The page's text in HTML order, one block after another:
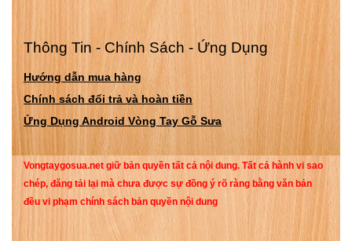
không có khó khăn nào có
tốt nghiệp thủ khoa trường
đại học Ngoại thương chỉ
sau 4 năm, được một giám
đốc công ty bất động sản
khá có tiếng ở Hà Nội mời
về làm với mức lương
2000$/tháng. Đến nay cũng
đã được 4 năm.
Thông Tin - Chính Sách - Ứng Dụng
Hướng dẫn mua hàng
Chính sách đổi trả và hoàn tiền
Ứng Dụng Android Vòng Tay Gỗ Sưa
Vongtaygosua.net giữ bản quyền tất cả nội dung. Tất cả hành vi sao
chép, đăng tải lại mà chưa được sự đồng ý rõ ràng bằng văn bản
đều vi phạm chính sách bản quyền nội dung